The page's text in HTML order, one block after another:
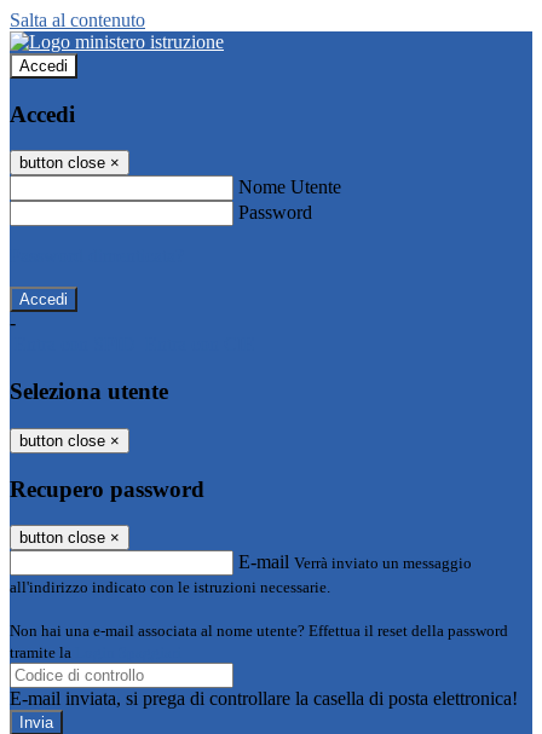
Salta al contenuto
Accedi
Accedi
button close ×
Nome Utente
Password
-
Seleziona utente
button close ×
Recupero password
button close ×
E-mail Verrà inviato un messaggio
all'indirizzo indicato con le istruzioni necessarie.
Non hai una e-mail associata al nome utente? Effettua il reset della password
tramite la
E-mail inviata, si prega di controllare la casella di posta elettronica!